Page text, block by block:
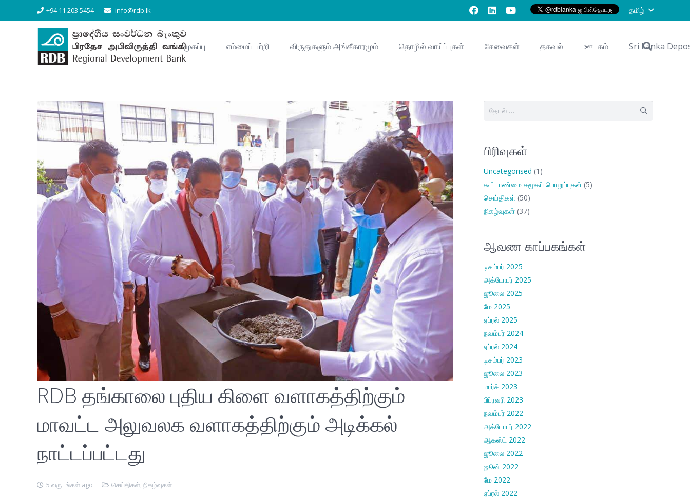
+94 11 203 5454 info@rdb.lk தமிழ்
முகப்பு எம்மைப் பற்றி விருதுகளும் அங்கீகாரமும் தொழில் வாய்ப்புகள் சேவைகள் தகவல் ஊடகம் Sri Lanka
RDB தங்காலை புதிய கிளை வளாகத்திற்கும்
மாவட்ட அலுவலக வளாகத்திற்கும் அடிக்கல்
நாட்டப்பட்டது
5 வருடங்கள் ago செய்திகள், நிகழ்வுகள்
இதற்காகத்
பிரிவுகள்
Uncategorised (1)
கூட்டாண்மை சமூகப் பொறுப்புகள்(5)
செய்திகள்(50)
நிகழ்வுகள்(37)
ஆவண காப்பகங்கள்
டிசம்பர் 2025
அக்டோபர் 2025
ஜூலை 2025
மே 2025
ஏப்ரல் 2025
நவம்பர் 2024
ஏப்ரல் 2024
டிசம்பர் 2023
ஜூலை 2023
மார்ச் 2023
பிப்ரவரி 2023
நவம்பர் 2022
அக்டோபர் 2022
ஆகஸ்ட் 2022
ஜூலை 2022
ஜூன் 2022
மே 2022
ஏப்ரல் 2022